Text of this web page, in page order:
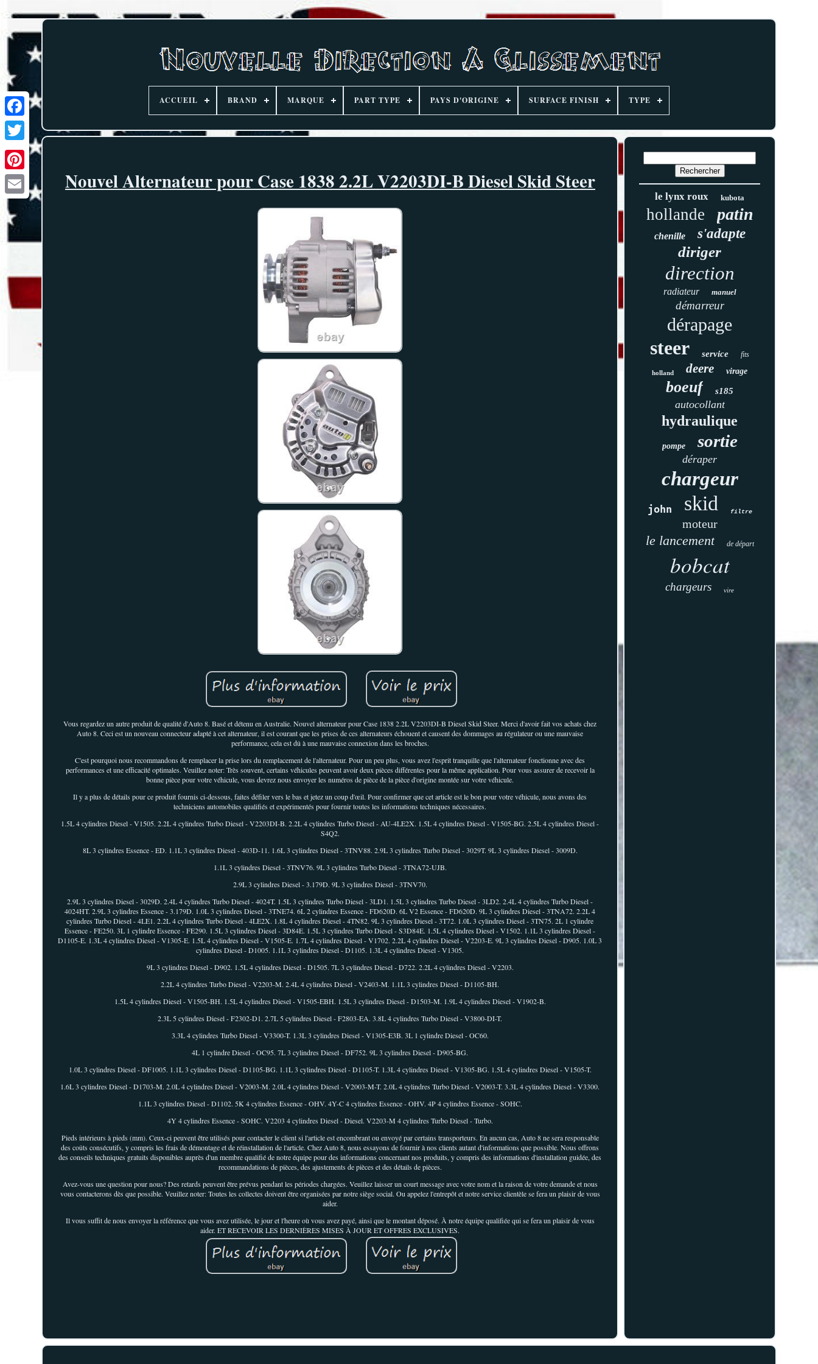
ACCUEIL BRAND MARQUE PART TYPE PAYS D'ORIGINE SURFACE FINISH TYPE
Nouvel Alternateur pour Case 1838 2.2L V2203DI-B Diesel Skid Steer
Vous regardez un autre produit de qualité d'Auto 8. Basé et détenu en Australie. Nouvel alternateur pour Case 1838 2.2L V2203DI-B Diesel Skid Steer. Merci d'avoir fait vos achats chez
Auto 8. Ceci est un nouveau connecteur adapté à cet alternateur, il est courant que les prises de ces alternateurs échouent et causent des dommages au régulateur ou une mauvaise
performance, cela est dû à une mauvaise connexion dans les broches.
C'est pourquoi nous recommandons de remplacer la prise lors du remplacement de l'alternateur. Pour un peu plus, vous avez l'esprit tranquille que l'alternateur fonctionne avec des
performances et une efficacité optimales. Veuillez noter: Très souvent, certains véhicules peuvent avoir deux pièces différentes pour la même application. Pour vous assurer de recevoir la
bonne pièce pour votre véhicule, vous devrez nous envoyer les numéros de pièce de la pièce d'origine montée sur votre véhicule.
Il y a plus de détails pour ce produit fournis ci-dessous, faites défiler vers le bas et jetez un coup d'œil. Pour confirmer que cet article est le bon pour votre véhicule, nous avons des
techniciens automobiles qualifiés et expérimentés pour fournir toutes les informations techniques nécessaires.
1.5L 4 cylindres Diesel - V1505. 2.2L 4 cylindres Turbo Diesel - V2203DI-B. 2.2L 4 cylindres Turbo Diesel - AU-4LE2X. 1.5L 4 cylindres Diesel - V1505-BG. 2.5L 4 cylindres Diesel -
S4Q2.
8L 3 cylindres Essence - ED. 1.1L 3 cylindres Diesel - 403D-11. 1.6L 3 cylindres Diesel - 3TNV88. 2.9L 3 cylindres Turbo Diesel - 3029T. 9L 3 cylindres Diesel - 3009D.
1.1L 3 cylindres Diesel - 3TNV76. 9L 3 cylindres Turbo Diesel - 3TNA72-UJB.
2.9L 3 cylindres Diesel - 3.179D. 9L 3 cylindres Diesel - 3TNV70.
2.9L 3 cylindres Diesel - 3029D. 2.4L 4 cylindres Turbo Diesel - 4024T. 1.5L 3 cylindres Turbo Diesel - 3LD1. 1.5L 3 cylindres Turbo Diesel - 3LD2. 2.4L 4 cylindres Turbo Diesel -
4024HT. 2.9L 3 cylindres Essence - 3.179D. 1.0L 3 cylindres Diesel - 3TNE74. 6L 2 cylindres Essence - FD620D. 6L V2 Essence - FD620D. 9L 3 cylindres Diesel - 3TNA72. 2.2L 4
cylindres Turbo Diesel - 4LE1. 2.2L 4 cylindres Turbo Diesel - 4LE2X. 1.8L 4 cylindres Diesel - 4TN82. 9L 3 cylindres Diesel - 3T72. 1.0L 3 cylindres Diesel - 3TN75. 2L 1 cylindre
Essence - FE250. 3L 1 cylindre Essence - FE290. 1.5L 3 cylindres Diesel - 3D84E. 1.5L 3 cylindres Turbo Diesel - S3D84E. 1.5L 4 cylindres Diesel - V1502. 1.1L 3 cylindres Diesel -
D1105-E. 1.3L 4 cylindres Diesel - V1305-E. 1.5L 4 cylindres Diesel - V1505-E. 1.7L 4 cylindres Diesel - V1702. 2.2L 4 cylindres Diesel - V2203-E. 9L 3 cylindres Diesel - D905. 1.0L 3
cylindres Diesel - D1005. 1.1L 3 cylindres Diesel - D1105. 1.3L 4 cylindres Diesel - V1305.
9L 3 cylindres Diesel - D902. 1.5L 4 cylindres Diesel - D1505. 7L 3 cylindres Diesel - D722. 2.2L 4 cylindres Diesel - V2203.
2.2L 4 cylindres Turbo Diesel - V2203-M. 2.4L 4 cylindres Diesel - V2403-M. 1.1L 3 cylindres Diesel - D1105-BH.
1.5L 4 cylindres Diesel - V1505-BH. 1.5L 4 cylindres Diesel - V1505-EBH. 1.5L 3 cylindres Diesel - D1503-M. 1.9L 4 cylindres Diesel - V1902-B.
2.3L 5 cylindres Diesel - F2302-D1. 2.7L 5 cylindres Diesel - F2803-EA. 3.8L 4 cylindres Turbo Diesel - V3800-DI-T.
3.3L 4 cylindres Turbo Diesel - V3300-T. 1.3L 3 cylindres Diesel - V1305-E3B. 3L 1 cylindre Diesel - OC60.
4L 1 cylindre Diesel - OC95. 7L 3 cylindres Diesel - DF752. 9L 3 cylindres Diesel - D905-BG.
1.0L 3 cylindres Diesel - DF1005. 1.1L 3 cylindres Diesel - D1105-BG. 1.1L 3 cylindres Diesel - D1105-T. 1.3L 4 cylindres Diesel - V1305-BG. 1.5L 4 cylindres Diesel - V1505-T.
1.6L 3 cylindres Diesel - D1703-M. 2.0L 4 cylindres Diesel - V2003-M. 2.0L 4 cylindres Diesel - V2003-M-T. 2.0L 4 cylindres Turbo Diesel - V2003-T. 3.3L 4 cylindres Diesel - V3300.
1.1L 3 cylindres Diesel - D1102. 5K 4 cylindres Essence - OHV. 4Y-C 4 cylindres Essence - OHV. 4P 4 cylindres Essence - SOHC.
4Y 4 cylindres Essence - SOHC. V2203 4 cylindres Diesel - Diesel. V2203-M 4 cylindres Turbo Diesel - Turbo.
Pieds intérieurs à pieds (mm). Ceux-ci peuvent être utilisés pour contacter le client si l'article est encombrant ou envoyé par certains transporteurs. En aucun cas, Auto 8 ne sera responsable
des coûts consécutifs, y compris les frais de démontage et de réinstallation de l'article. Chez Auto 8, nous essayons de fournir à nos clients autant d'informations que possible. Nous offrons
des conseils techniques gratuits disponibles auprès d'un membre qualifié de notre équipe pour des informations concernant nos produits, y compris des informations d'installation guidée, des
recommandations de pièces, des ajustements de pièces et des détails de pièces.
Avez-vous une question pour nous? Des retards peuvent être prévus pendant les périodes chargées. Veuillez laisser un court message avec votre nom et la raison de votre demande et nous
vous contacterons dès que possible. Veuillez noter: Toutes les collectes doivent être organisées par notre siège social. Ou appelez l'entrepôt et notre service clientèle se fera un plaisir de vous
aider.
Il vous suffit de nous envoyer la référence que vous avez utilisée, le jour et l'heure où vous avez payé, ainsi que le montant déposé. À notre équipe qualifiée qui se fera un plaisir de vous
aider. ET RECEVOIR LES DERNIÈRES MISES À JOUR ET OFFRES EXCLUSIVES.
le lynx roux kubota
hollande patin
chenille s'adapte
diriger
direction
radiateur manuel
démarreur
dérapage
steer service fits
holland deere virage
boeuf s185
autocollant
hydraulique
pompe sortie
déraper
chargeur
john skid filtre
moteur
le lancement de départ
bobcat
chargeurs vire